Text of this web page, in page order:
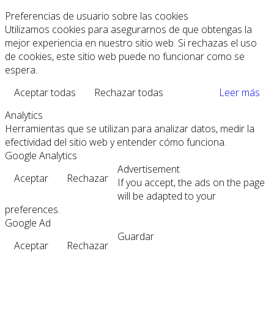
Preferencias de usuario sobre las cookies
Utilizamos cookies para asegurarnos de que obtengas la
mejor experiencia en nuestro sitio web. Si rechazas el uso
de cookies, este sitio web puede no funcionar como se
espera.
Aceptar todas
Rechazar todas
Leer más
Analytics
Herramientas que se utilizan para analizar datos, medir la
efectividad del sitio web y entender cómo funciona.
Google Analytics
Aceptar
Rechazar
Advertisement
If you accept, the ads on the page
will be adapted to your
preferences.
Google Ad
Aceptar
Rechazar
Guardar